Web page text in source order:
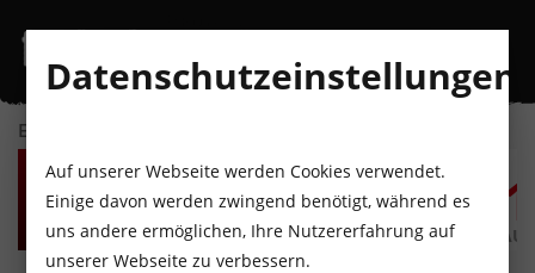
EVENTKALENDER
SO
9
AUGUST
MO
10
AUGUST
DI
11
AUGUST
MI
12
AUGUST
DO
13
AUGUST
Datenschutzeinstellungen
Auf unserer Webseite werden Cookies verwendet.
Einige davon werden zwingend benötigt, während es
uns andere ermöglichen, Ihre Nutzererfahrung auf
unserer Webseite zu verbessern.